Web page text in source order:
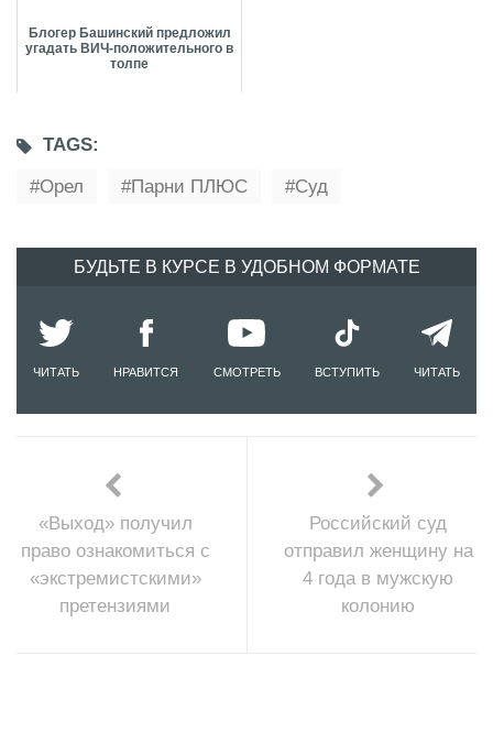
Блогер Башинский предложил
угадать ВИЧ-положительного в
толпе
TAGS:
Орел
Парни ПЛЮС Суд
БУДЬТЕ В КУРСЕ В УДОБНОМ ФОРМАТЕ
ЧИТАТЬ НРАВИТСЯ СМОТРЕТЬ ВСТУПИТЬ ЧИТАТЬ
«Выход» получил
право ознакомиться с
«экстремистскими»
претензиями
Российский суд
отправил женщину на
4 года в мужскую
колонию